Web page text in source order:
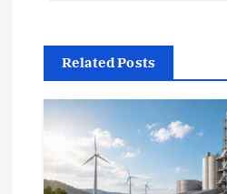
n
a
v
Related Posts